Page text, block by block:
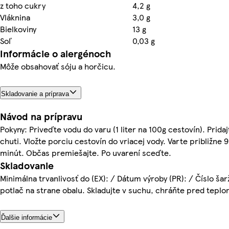
z toho cukry
4,2 g
Vláknina
3,0 g
Bielkoviny
13 g
Soľ
0,03 g
Informácie o alergénoch
Môže obsahovať sóju a horčicu.
Skladovanie a príprava
Návod na prípravu
Pokyny: Priveďte vodu do varu (1 liter na 100g cestovín).
chuti. Vložte porciu cestovín do vriacej vody. Varte približne 9
minút. Občas premiešajte. Po uvarení sceďte.
Skladovanie
Minimálna trvanlivosť do (EX): / Dátum výroby (PR): / Číslo
potlač na strane obalu. Skladujte v suchu, chráňte pred
Ďalšie informácie